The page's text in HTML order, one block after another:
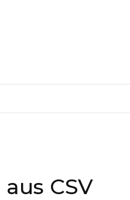
CSV